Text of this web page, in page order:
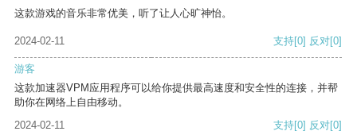
这款游戏的音乐非常优美，听了让人心旷神怡。
2024-02-11 支持[0] 反对[0]
游客
这款加速器VPM应用程序可以给你提供最高速度和安全性的连接，并帮
助你在网络上自由移动。
2024-02-11
支持[0] 反对[0]